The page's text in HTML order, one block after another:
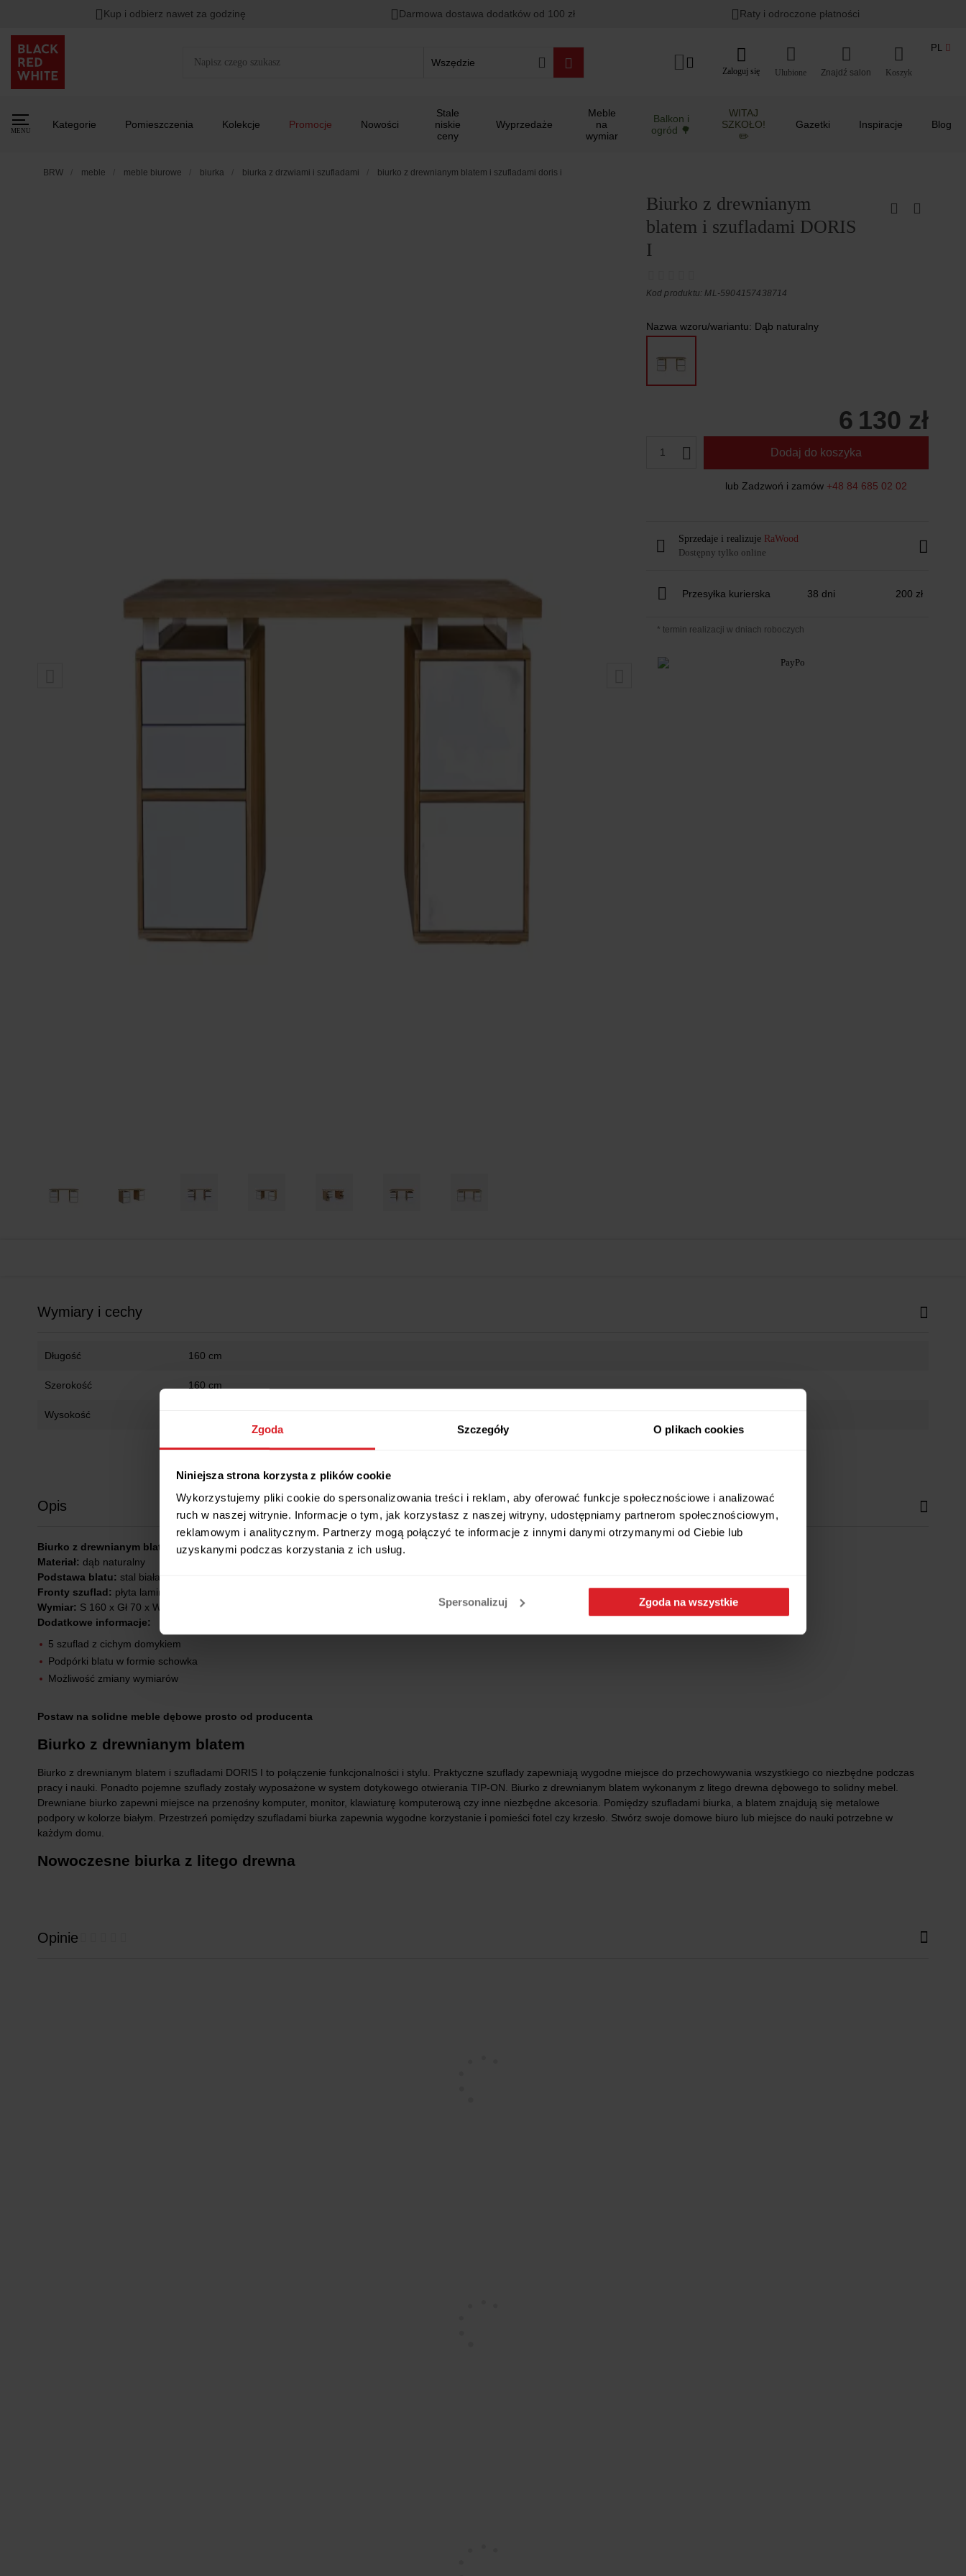
Zgoda Szczegóły O plikach cookies
Niniejsza strona korzysta z plików cookie
Wykorzystujemy pliki cookie do spersonalizowania treści i reklam, aby oferować funkcje społecznościowe i analizować
ruch w naszej witrynie. Informacje o tym, jak korzystasz z naszej witryny, udostępniamy partnerom społecznościowym,
reklamowym i analitycznym. Partnerzy mogą połączyć te informacje z innymi danymi otrzymanymi od Ciebie lub
uzyskanymi podczas korzystania z ich usług.
Spersonalizuj Zgoda na wszystkie
Kup i odbierz nawet za godzinę Darmowa dostawa dodatków od 100 zł Raty i odroczone płatności
Wszędzie
Zaloguj się Ulubione Koszyk
PL
MENU
Kategorie Pomieszczenia Kolekcje Promocje Nowości
Stale
niskie
ceny
Wyprzedaże
Meble
na
wymiar
Balkon i
ogród 🌳
WITAJ
SZKOŁO!
✏️
Gazetki Inspiracje Blog
BRW meble meble biurowe biurka biurka z drzwiami i szufladami biurko z drewnianym blatem i szufladami doris i
Biurko z drewnianym
blatem i szufladami DORIS
I
Kod produktu: ML-5904157438714
Nazwa wzoru/wariantu: Dąb naturalny
6 130 zł
1 Dodaj do koszyka
lub Zadzwoń i zamów +48 84 685 02 02
Sprzedaje i realizuje RaWood
Dostępny tylko online
Przesyłka kurierska 38 dni 200 zł
* termin realizacji w dniach roboczych
Wymiary i cechy
Długość 160 cm
Szerokość 160 cm
Wysokość
Opis
Biurko z drewnianym blatem i szufladami DORIS I
Materiał: dąb naturalny
Podstawa blatu: stal biała
Fronty szuflad: płyta laminowana biała
Wymiar: S 160 x Gł 70 x W 75 cm, grubość blatu 2 cm
Dodatkowe informacje:
5 szuflad z cichym domykiem
Podpórki blatu w formie schowka
Możliwość zmiany wymiarów
Postaw na solidne meble dębowe prosto od producenta
Biurko z drewnianym blatem
Biurko z drewnianym blatem i szufladami DORIS I to połączenie funkcjonalności i stylu. Praktyczne szuflady zapewniają wygodne miejsce do przechowywania wszystkiego co niezbędne podczas
pracy i nauki. Ponadto pojemne szuflady zostały wyposażone w system dotykowego otwierania TIP-ON. Biurko z drewnianym blatem wykonanym z litego drewna dębowego to solidny mebel.
Drewniane biurko zapewni miejsce na przenośny komputer, monitor, klawiaturę komputerową czy inne niezbędne akcesoria. Pomiędzy szufladami biurka, a blatem znajdują się metalowe
podpory w kolorze białym. Przestrzeń pomiędzy szufladami biurka zapewnia wygodne korzystanie i pomieści fotel czy krzesło. Stwórz swoje domowe biuro lub miejsce do nauki potrzebne w
każdym domu.
Nowoczesne biurka z litego drewna
Opinie